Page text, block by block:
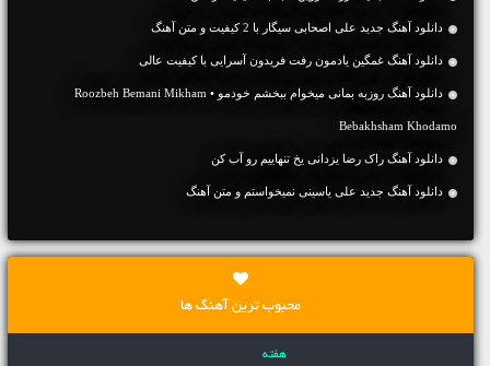
دانلود آهنگ جديد علی اصحابی سیگار با 2 کیفیت و متن آهنگ
دانلود آهنگ غمگین یادمون رفت فریدون آسرایی با کیفیت عالی
دانلود آهنگ روزبه بمانی میخوام ببخشم خودمو • Roozbeh Bemani Mikham
Bebakhsham Khodamo
دانلود آهنگ راک رضا یزدانی یخ تنهاییم رو آب کن
دانلود آهنگ جديد علی یاسینی نمیخواستم و متن آهنگ
محبوب ترین آهنگ ها
هفته